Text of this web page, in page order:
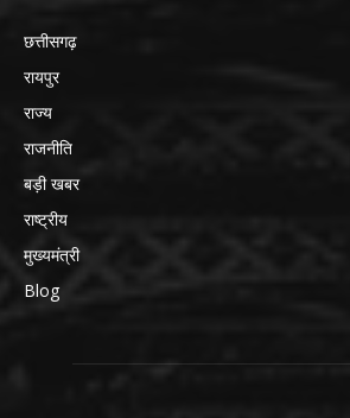
छत्तीसगढ़
रायपुर
राज्य
राजनीति
बड़ी खबर
राष्ट्रीय
मुख्यमंत्री
Blog